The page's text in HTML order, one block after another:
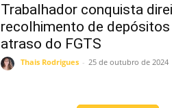
Trabalhador conquista
recolhimento de depósitos
atraso do FGTS
Thais Rodrigues - 25 de outubro de 2024